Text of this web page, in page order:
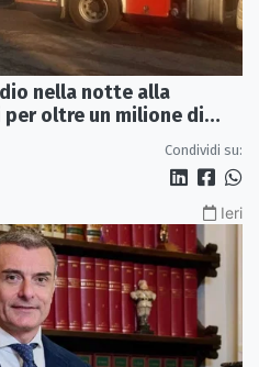
nella notte alla
per oltre un milione di
Condividi su:
Ieri